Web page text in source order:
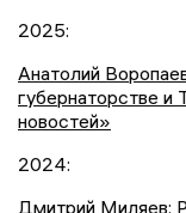
2025:
Анатолий
губернаторстве и
новостей»
2024:
Дмитрий Миляев: